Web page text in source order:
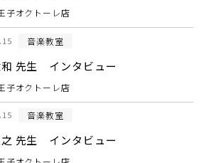
子オクトーレ店
音楽教室
和 先生 インタビュー
子オクトーレ店
音楽教室
先生 インタビュー